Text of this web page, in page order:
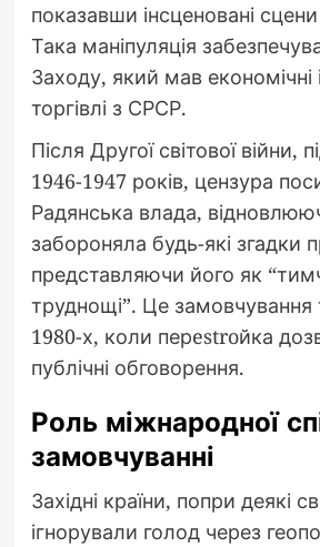
показавши інсценовані
Така маніпуляція
Заходу, який мав економічні
торгівлі з СРСР.
Після Другої світової війни,
1946-1947 років, цензура
Радянська влада,
забороняла будь-які згадки
представляючи його як
труднощі”. Це
1980-х, коли перestroйка
публічні обговорення.
Роль міжнародної
замовчуванні
Західні країни, попри деякі
ігнорували голод через